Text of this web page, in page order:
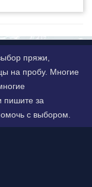
пряжи,
на пробу. Многие
пишите за
с выбором.